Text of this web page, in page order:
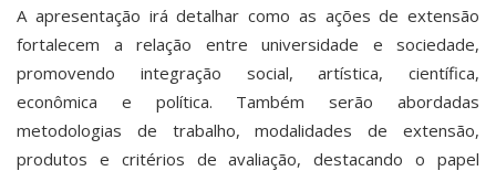
A apresentação irá detalhar como as ações de extensão
fortalecem a relação entre universidade e sociedade,
promovendo integração social, artística, científica,
econômica e política. Também serão abordadas
metodologias de trabalho, modalidades de extensão,
produtos e critérios de avaliação, destacando o papel